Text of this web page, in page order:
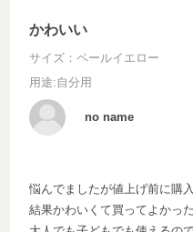
かわいい
サイズ：ペールイエロー
用途:自分用
no name
悩んでましたが値上げ前に購
結果かわいくて買ってよかっ